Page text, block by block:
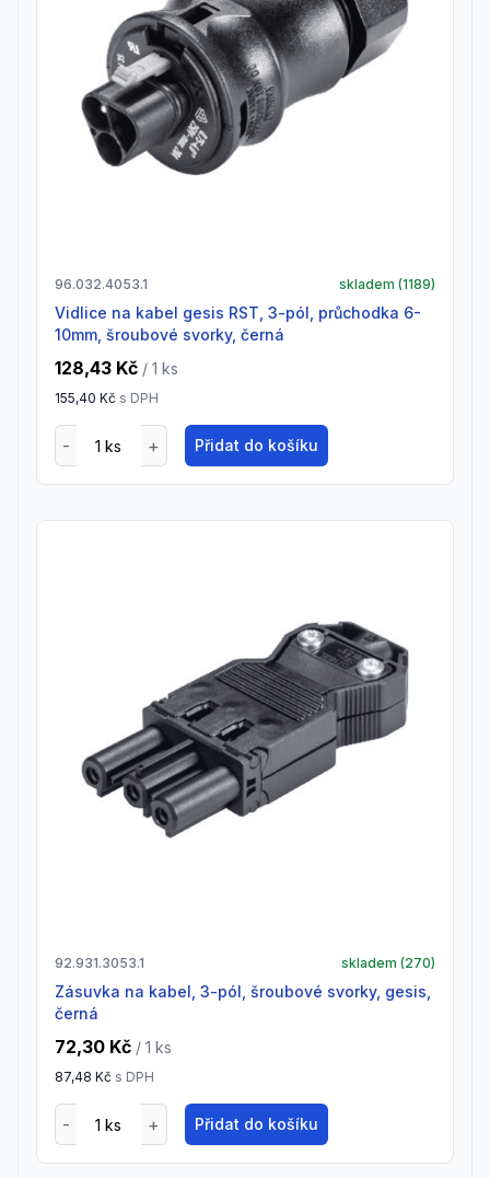
96.032.4053.1 skladem (1189)
vidlice na kabel gesis RST, 3-pól, průchodka 6-
10mm, šroubové svorky, černá
128,43 Kč / 1 ks
155,40 Kč s DPH
Přidat do košíku
92.931.3053.1 skladem (270)
zásuvka na kabel, 3-pól, šroubové svorky, gesis,
černá
72,30 Kč / 1 ks
87,48 Kč s DPH
Přidat do košíku